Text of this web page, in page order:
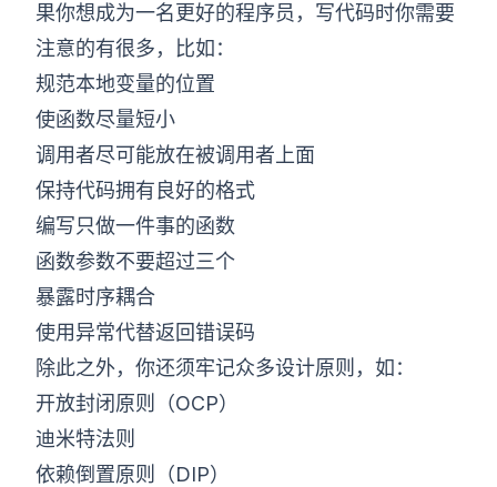
果你想成为一名更好的程序员，写代码时你需要
注意的有很多，比如：
规范本地变量的位置
使函数尽量短小
调用者尽可能放在被调用者上面
保持代码拥有良好的格式
编写只做一件事的函数
函数参数不要超过三个
暴露时序耦合
使用异常代替返回错误码
除此之外，你还须牢记众多设计原则，如：
开放封闭原则（OCP）
迪米特法则
依赖倒置原则（DIP）